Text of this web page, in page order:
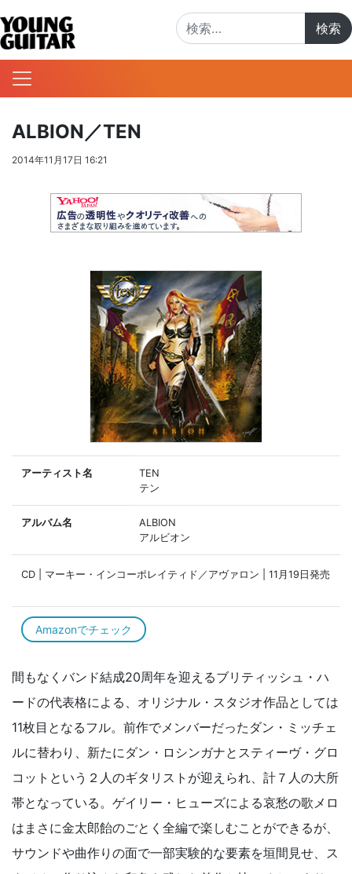
ALBION／TEN
2014年11月17日 16:21
アーティスト名
TEN
テン
アルバム名
ALBION
アルビオン
CD | マーキー・インコーポレイティド／アヴァロン | 11月19日発売
Amazonでチェック
間もなくバンド結成20周年を迎えるブリティッシュ・ハ
ードの代表格による、オリジナル・スタジオ作品としては
11枚目となるフル。前作でメンバーだったダン・ミッチェ
ルに替わり、新たにダン・ロシンガナとスティーヴ・グロ
コットという２人のギタリストが迎えられ、計７人の大所
帯となっている。ゲイリー・ヒューズによる哀愁の歌メロ
はまさに金太郎飴のごとく全編で楽しむことができるが、
サウンドや曲作りの面で一部実験的な要素を垣間見せ、ス